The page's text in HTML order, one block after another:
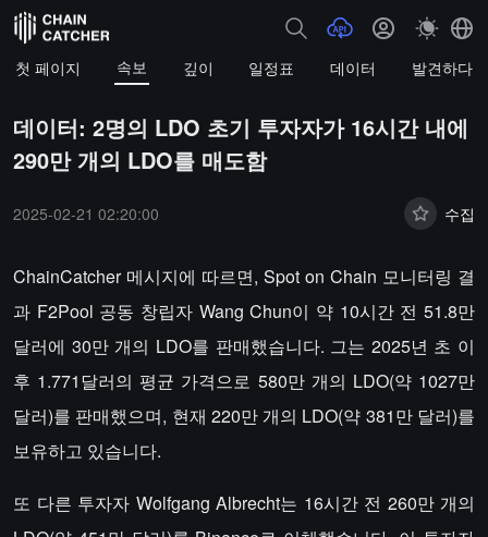
첫 페이지 속보 깊이 일정표 데이터 발견하다
데이터: 2명의 LDO 초기 투자자가 16시간 내에
290만 개의 LDO를 매도함
2025-02-21 02:20:00 수집
ChainCatcher 메시지에 따르면, Spot on Chain 모니터링 결
과 F2Pool 공동 창립자 Wang Chun이 약 10시간 전 51.8만
달러에 30만 개의 LDO를 판매했습니다. 그는 2025년 초 이
후 1.771달러의 평균 가격으로 580만 개의 LDO(약 1027만
달러)를 판매했으며, 현재 220만 개의 LDO(약 381만 달러)를
보유하고 있습니다.
또 다른 투자자 Wolfgang Albrecht는 16시간 전 260만 개의